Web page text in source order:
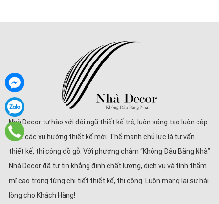
Nhà Decor tự hào với đội ngũ thiết kế trẻ, luôn sáng tạo luôn cập
nhật các xu hướng thiết kế mới. Thế mạnh chủ lực là tư vấn
thiết kế, thi công đồ gỗ. Với phương châm “Không Đâu Bằng Nhà”
Nhà Decor đã tự tin khẳng định chất lượng, dịch vụ và tính thẩm
mĩ cao trong từng chi tiết thiết kế, thi công. Luôn mang lại sự hài
lòng cho Khách Hàng!